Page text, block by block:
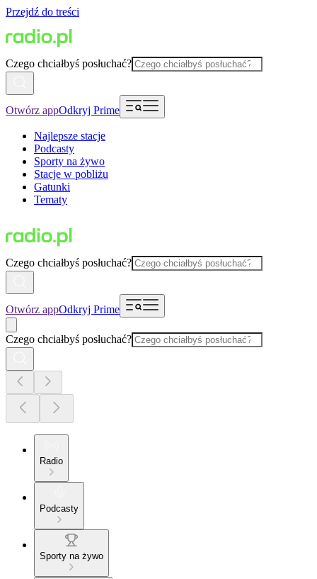
Przejdź do treści
Czego chciałbyś posłuchać?
Otwórz appOdkryj Prime
Najlepsze stacje
Podcasty
Sporty na żywo
Stacje w pobliżu
Gatunki
Tematy
Czego chciałbyś posłuchać?
Otwórz appOdkryj Prime
Czego chciałbyś posłuchać?
Radio
Podcasty
Sporty na żywo